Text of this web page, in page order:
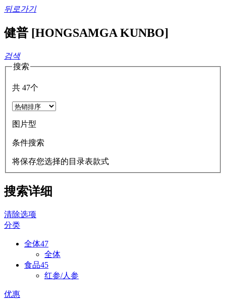
뒤로가기
健普 [HONGSAMGA KUNBO]
검색
搜索
共 47个
图片型
条件搜索
将保存您选择的目录表款式
搜索详细
清除选项
分类
全体47
全体
食品45
红参/人参
优惠